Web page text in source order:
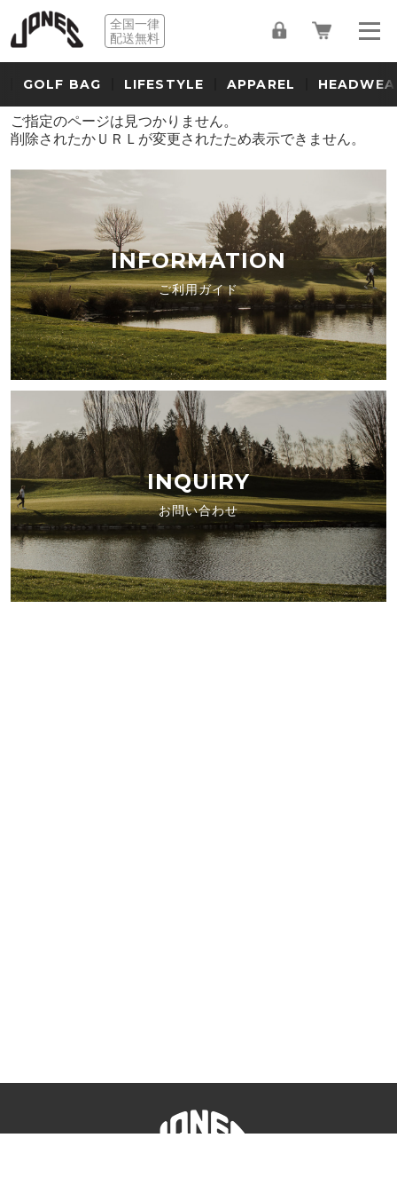
全国一律
配送無料
GOLF BAG LIFESTYLE APPAREL
ご指定のページは見つかりません。
削除されたかＵＲＬが変更されたため表示できません。
INFORMATION
ご利用ガイド
INQUIRY
お問い合わせ